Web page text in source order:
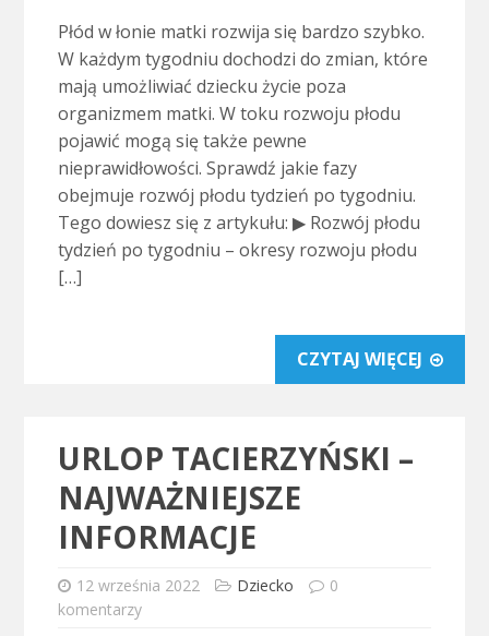
Płód w łonie matki rozwija się bardzo szybko.
W każdym tygodniu dochodzi do zmian, które
mają umożliwiać dziecku życie poza
organizmem matki. W toku rozwoju płodu
pojawić mogą się także pewne
nieprawidłowości. Sprawdź jakie fazy
obejmuje rozwój płodu tydzień po tygodniu.
Tego dowiesz się z artykułu: ▶ Rozwój płodu
tydzień po tygodniu – okresy rozwoju płodu
[…]
CZYTAJ WIĘCEJ
URLOP TACIERZYŃSKI –
NAJWAŻNIEJSZE
INFORMACJE
12 września 2022 Dziecko
0
komentarzy